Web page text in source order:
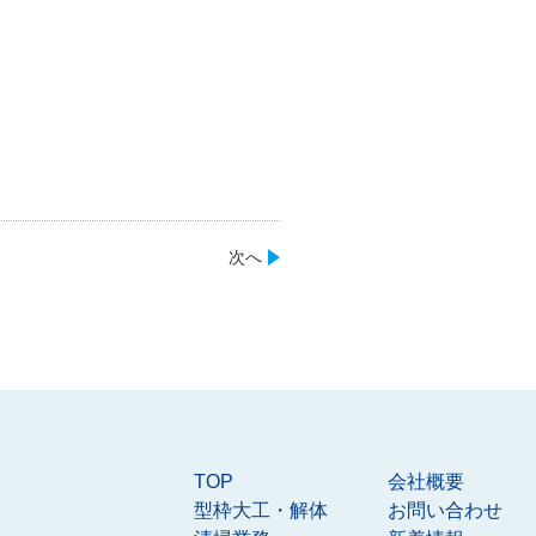
次へ
TOP
型枠大工・解体
会社概要
お問い合わせ